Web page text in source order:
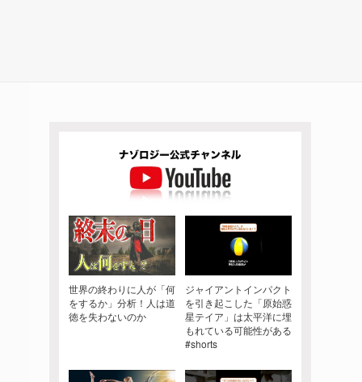
世界の終わりに人が「何
をするか」分析！人は道
徳を失わないのか
ジャイアントインパクト
を引き起こした「原始惑
星テイア」は太平洋に埋
もれている可能性がある
#shorts